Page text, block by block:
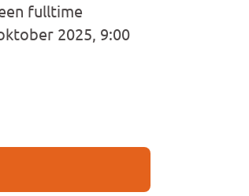
fulltime
2025, 9:00